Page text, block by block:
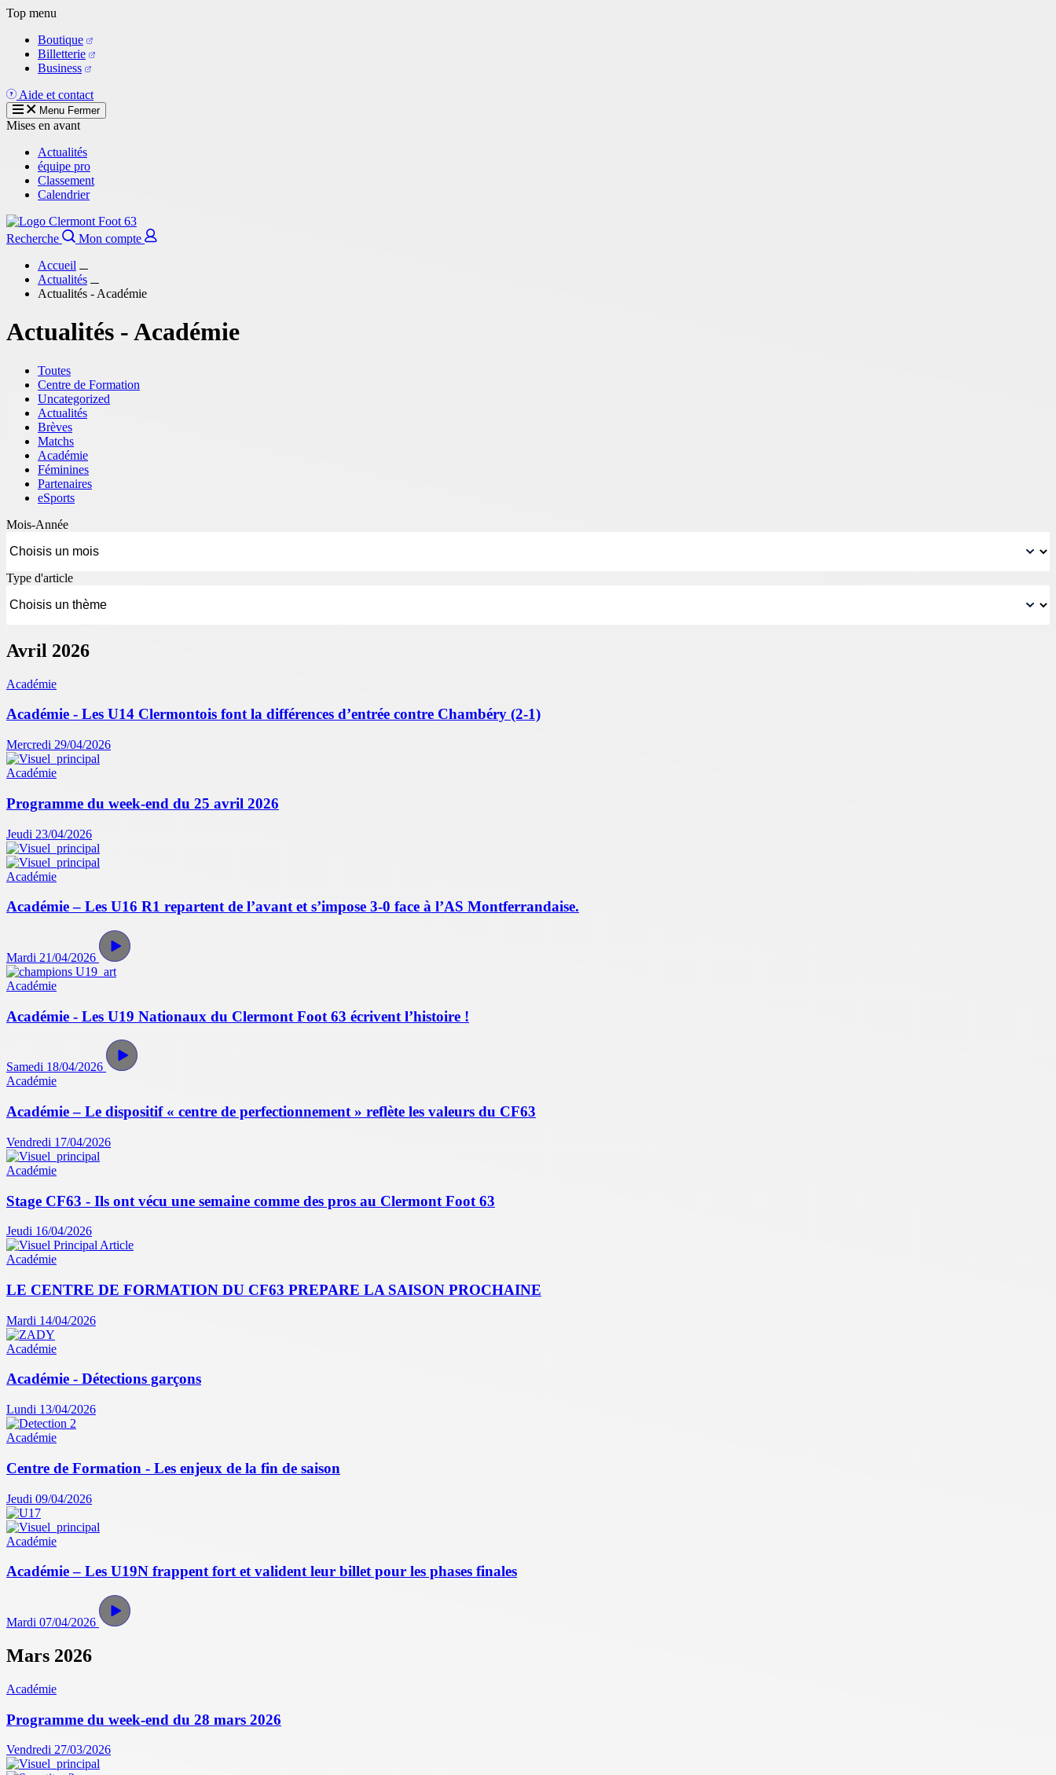
Aller
contenu
principal
Top menu
Boutique
Billetterie
Business
Aide et contact
Menu Fermer
Mises en avant
Actualités
équipe pro
Classement
Calendrier
Recherche
Mon compte
Accueil
Actualités
Actualités - Académie
Actualités - Académie
Toutes
Centre de Formation
Uncategorized
Actualités
Brèves
Matchs
Académie
Féminines
Partenaires
eSports
Mois-Année
Type d'article
Avril 2026
Académie
Académie - Les U14 Clermontois font la différences d’entrée contre Chambéry (2-1)
Mercredi 29/04/2026
Académie
Programme du week-end du 25 avril 2026
Jeudi 23/04/2026
Académie
Académie – Les U16 R1 repartent de l’avant et s’impose 3-0 face à l’AS Montferrandaise.
Mardi 21/04/2026
Académie
Académie - Les U19 Nationaux du Clermont Foot 63 écrivent l’histoire !
Samedi 18/04/2026
Académie
Académie – Le dispositif « centre de perfectionnement » reflète les valeurs du CF63
Vendredi 17/04/2026
Académie
Stage CF63 - Ils ont vécu une semaine comme des pros au Clermont Foot 63
Jeudi 16/04/2026
Académie
LE CENTRE DE FORMATION DU CF63 PREPARE LA SAISON PROCHAINE
Mardi 14/04/2026
Académie
Académie - Détections garçons
Lundi 13/04/2026
Académie
Centre de Formation - Les enjeux de la fin de saison
Jeudi 09/04/2026
Académie
Académie – Les U19N frappent fort et valident leur billet pour les phases finales
Mardi 07/04/2026
Mars 2026
Académie
Programme du week-end du 28 mars 2026
Vendredi 27/03/2026